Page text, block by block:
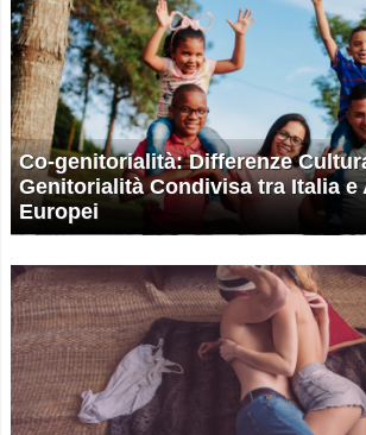
Co-genitorialità: Differenze
Genitorialità Condivisa tra Italia e
Europei